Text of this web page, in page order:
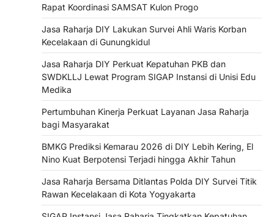
Rapat Koordinasi SAMSAT Kulon Progo
Jasa Raharja DIY Lakukan Survei Ahli Waris Korban
Kecelakaan di Gunungkidul
Jasa Raharja DIY Perkuat Kepatuhan PKB dan
SWDKLLJ Lewat Program SIGAP Instansi di Unisi Edu
Medika
Pertumbuhan Kinerja Perkuat Layanan Jasa Raharja
bagi Masyarakat
BMKG Prediksi Kemarau 2026 di DIY Lebih Kering, El
Nino Kuat Berpotensi Terjadi hingga Akhir Tahun
Jasa Raharja Bersama Ditlantas Polda DIY Survei Titik
Rawan Kecelakaan di Kota Yogyakarta